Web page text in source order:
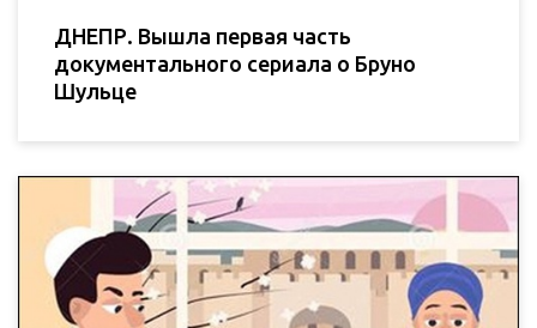
ДНЕПР. Вышла первая часть
документального сериала о Бруно
Шульце